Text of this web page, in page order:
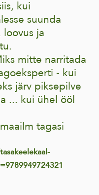
kui
suunda
loovus ja
mitte narritada
- kui
järv piksepilve
... kui ühel ööl
tagasi